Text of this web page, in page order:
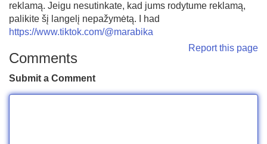
reklamą. Jeigu nesutinkate, kad jums rodytume reklamą,
palikite šį langelį nepažymėtą. I had
https://www.tiktok.com/@marabika
Report this page
Comments
Submit a Comment